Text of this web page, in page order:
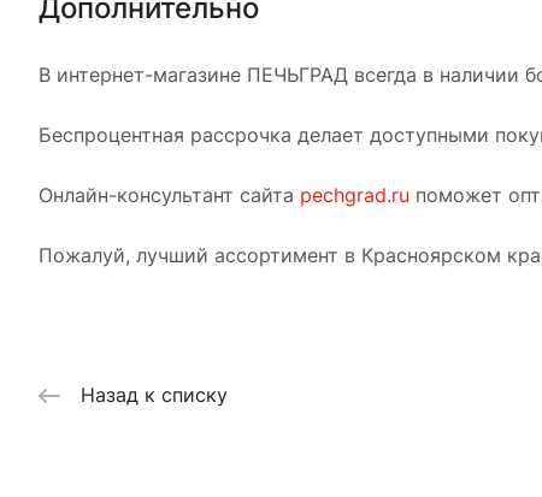
Дополнительно
В интернет-магазине ПЕЧЬГРАД всегда в наличии
Беспроцентная рассрочка делает доступными
Онлайн-консультант сайта pechgrad.ru поможет
Пожалуй, лучший ассортимент в Красноярском
Назад к списку